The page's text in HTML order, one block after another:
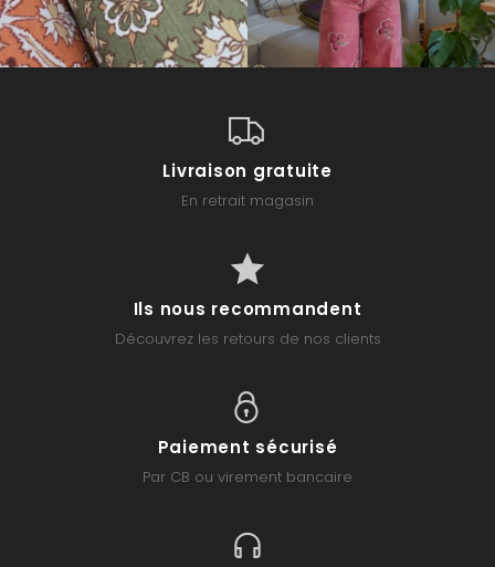
Livraison gratuite
En retrait magasin
Ils nous recommandent
Découvrez les retours de nos clients
Paiement sécurisé
Par CB ou virement bancaire